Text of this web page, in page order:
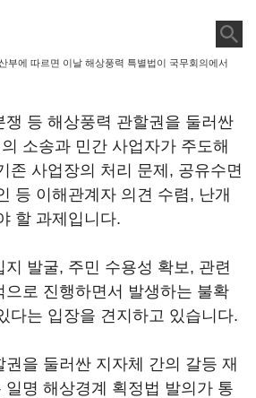
부에 따르면 이날 해상풍력 특별법이 국무회의에서
쟁 등 해상풍력 관할권을 둘러싼
소송과 민간 사업자가 주도해
존 사업장의 처리 문제, 공유수면
등 이해관계자 의견 수렴, 난개
할 과제입니다.
지 발굴, 주민 수용성 확보, 관련
으로 진행하면서 발생하는 불확
다는 입장을 견지하고 있습니다.
을 둘러싼 지자체 간의 갈등 재
일명 해상경계 획정법 발의가 통